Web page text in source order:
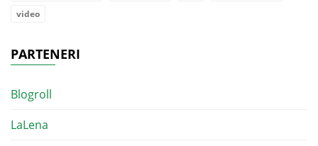
video
PARTENERI
Blogroll
LaLena